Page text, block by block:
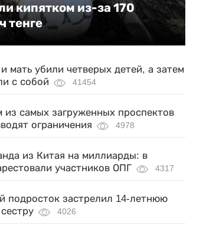
кипятком из-за 170
тенге
мать убили четверых детей, а затем
с собой
41454
из самых загруженных проспектов
ограничения
4978
из Китая на миллиарды: в
участников ОПГ
4317
подросток застрелил 14-летнюю
4026